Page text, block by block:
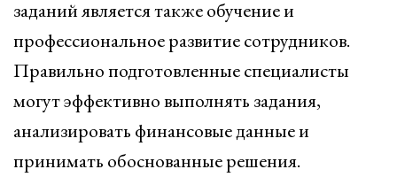
заданий является также обучение и
профессиональное развитие сотрудников.
Правильно подготовленные специалисты
могут эффективно выполнять задания,
анализировать финансовые данные и
принимать обоснованные решения.